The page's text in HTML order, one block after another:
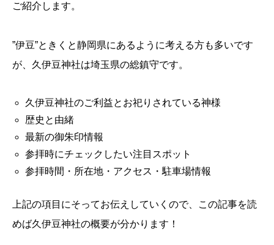
ご紹介します。
”伊豆”ときくと静岡県にあるように考える方も多いです
が、久伊豆神社は埼玉県の総鎮守です。
久伊豆神社のご利益とお祀りされている神様
歴史と由緒
最新の御朱印情報
参拝時にチェックしたい注目スポット
参拝時間・所在地・アクセス・駐車場情報
上記の項目にそってお伝えしていくので、この記事を読
めば久伊豆神社の概要が分かります！